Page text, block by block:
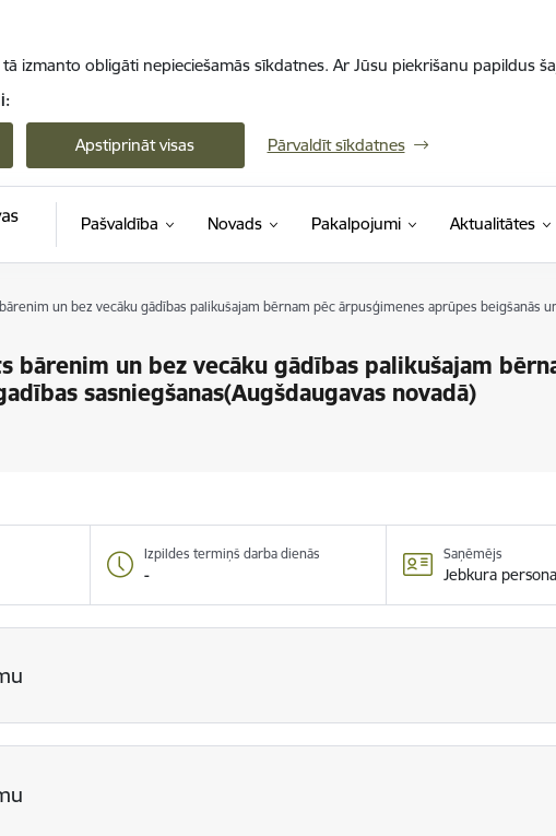
izmanto obligāti nepieciešamās sīkdatnes. Ar Jūsu piekrišanu papildus
Apstiprināt visas Pārvaldīt sīkdatnes
Pašvaldība Novads Pakalpojumi Aktualitātes
un bez vecāku gādības palikušajam bērnam pēc ārpusģimenes aprūpes beigšanās
bārenim un bez vecāku gādības palikušajam
sasniegšanas(Augšdaugavas novadā)
Izpildes termiņš darba dienās
-
Saņēmējs
Jebkura persona